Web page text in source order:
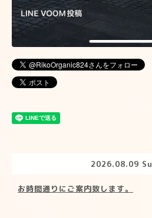
2026.08.09
お時間通りにご案内致します。